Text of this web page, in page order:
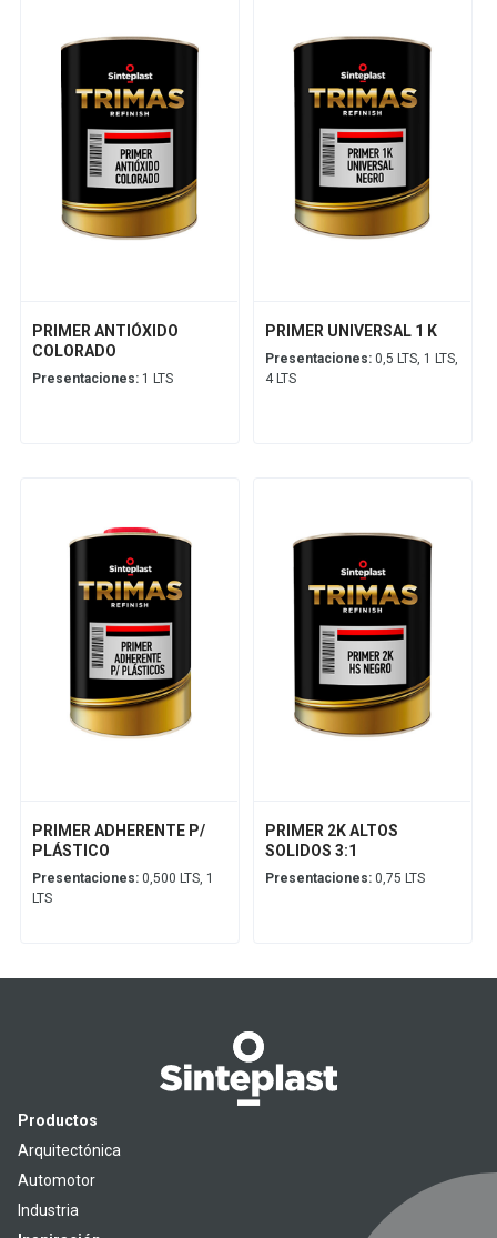
PRIMER ANTIÓXIDO
COLORADO
Presentaciones:1 LTS
PRIMER UNIVERSAL 1 K
Presentaciones:0,5 LTS, 1 LTS,
4 LTS
PRIMER ADHERENTE P/
PLÁSTICO
Presentaciones:0,500 LTS, 1
LTS
PRIMER 2K ALTOS
SOLIDOS 3:1
Presentaciones:0,75 LTS
Productos
Arquitectónica
Automotor
Industria